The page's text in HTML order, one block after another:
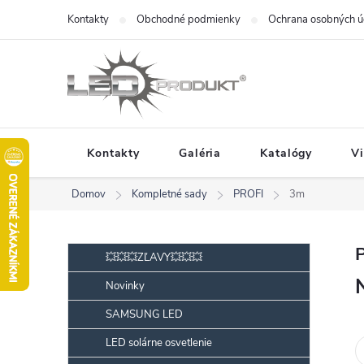
obsah
Kontakty Obchodné podmienky Ochrana osobných
Kontakty Galéria Katalógy
Domov Kompletné sady PROFI 3m
o
č
n
Preskočiť
kategórie💥💥💥ZĽAVY💥💥💥
Novinky
SAMSUNG LED
LED solárne osvetlenie